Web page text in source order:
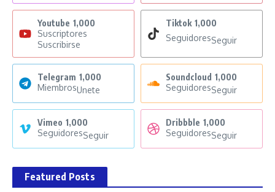
Youtube 1,000
Suscriptores
Suscribirse
Tiktok 1,000
SeguidoresSeguir
Telegram 1,000
MiembrosUnete
Soundcloud 1,000
SeguidoresSeguir
Vimeo 1,000
SeguidoresSeguir
Dribbble 1,000
SeguidoresSeguir
Featured Posts